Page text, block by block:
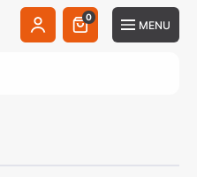
0
MENU